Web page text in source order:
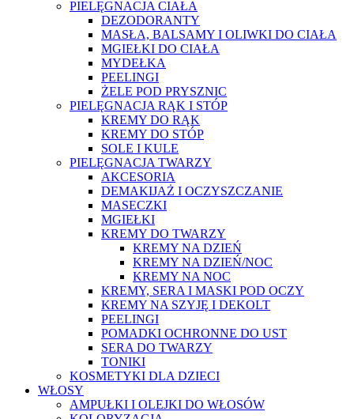
PIELĘGNACJA CIAŁA
DEZODORANTY
MASŁA, BALSAMY I OLIWKI DO CIAŁA
MGIEŁKI DO CIAŁA
MYDEŁKA
PEELINGI
ŻELE POD PRYSZNIC
PIELĘGNACJA RĄK I STÓP
KREMY DO RĄK
KREMY DO STÓP
SOLE I KULE
PIELĘGNACJA TWARZY
AKCESORIA
DEMAKIJAŻ I OCZYSZCZANIE
MASECZKI
MGIEŁKI
KREMY DO TWARZY
KREMY NA DZIEŃ
KREMY NA DZIEŃ/NOC
KREMY NA NOC
KREMY, SERA I MASKI POD OCZY
KREMY NA SZYJĘ I DEKOLT
PEELINGI
POMADKI OCHRONNE DO UST
SERA DO TWARZY
TONIKI
KOSMETYKI DLA DZIECI
WŁOSY
AMPUŁKI I OLEJKI DO WŁOSÓW